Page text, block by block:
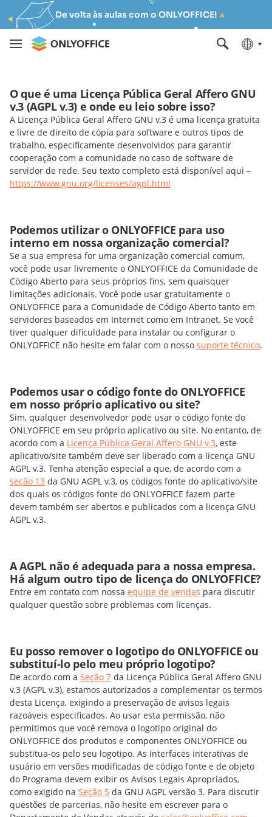
De volta às aulas com o ONLYOFFICE!
O que é uma Licença Pública Geral Affero GNU
v.3 (AGPL v.3) e onde eu leio sobre isso?
A Licença Pública Geral Affero GNU v.3 é uma licença gratuita
e livre de direito de cópia para software e outros tipos de
trabalho, especificamente desenvolvidos para garantir
cooperação com a comunidade no caso de software de
servidor de rede. Seu texto completo está disponível aqui –
https://www.gnu.org/licenses/agpl.html
Podemos utilizar o ONLYOFFICE para uso
interno em nossa organização comercial?
Se a sua empresa for uma organização comercial comum,
você pode usar livremente o ONLYOFFICE da Comunidade de
Código Aberto para seus próprios fins, sem quaisquer
limitações adicionais. Você pode usar gratuitamente o
ONLYOFFICE para a Comunidade de Código Aberto tanto em
servidores baseados em Internet como em Intranet. Se você
tiver qualquer dificuldade para instalar ou configurar o
ONLYOFFICE não hesite em falar com o nosso suporte técnico.
Podemos usar o código fonte do ONLYOFFICE
em nosso próprio aplicativo ou site?
Sim, qualquer desenvolvedor pode usar o código fonte do
ONLYOFFICE em seu próprio aplicativo ou site. No entanto, de
acordo com a Licença Pública Geral Affero GNU v.3, este
aplicativo/site também deve ser liberado com a licença GNU
AGPL v.3. Tenha atenção especial a que, de acordo com a
seção 13 da GNU AGPL v.3, os códigos fonte do aplicativo/site
dos quais os códigos fonte do ONLYOFFICE fazem parte
devem também ser abertos e publicados com a licença GNU
AGPL v.3.
A AGPL não é adequada para a nossa empresa.
Há algum outro tipo de licença do ONLYOFFICE?
Entre em contato com nossa equipe de vendas para discutir
qualquer questão sobre problemas com licenças.
Eu posso remover o logotipo do ONLYOFFICE ou
substituí-lo pelo meu próprio logotipo?
De acordo com a Seção 7 da Licença Pública Geral Affero GNU
v.3 (AGPL v.3), estamos autorizados a complementar os termos
desta Licença, exigindo a preservação de avisos legais
razoáveis especificados. Ao usar esta permissão, não
permitimos que você remova o logotipo original do
ONLYOFFICE dos produtos e componentes ONLYOFFICE ou
substitua-os pelo seu logotipo. As interfaces interativas de
usuário em versões modificadas de código fonte e de objeto
do Programa devem exibir os Avisos Legais Apropriados,
como exigido na Seção 5 da GNU AGPL versão 3. Para discutir
questões de parcerias, não hesite em escrever para o